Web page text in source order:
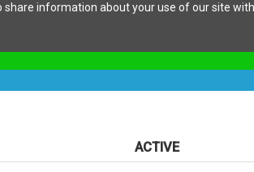
information about your use of our site
ACTIVE